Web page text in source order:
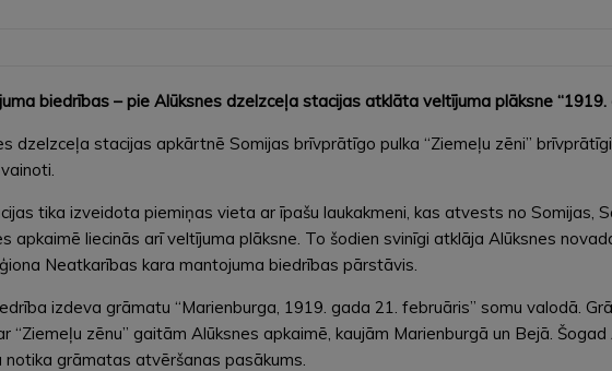
biedrības – pie Alūksnes dzelzceļa stacijas atklāta veltījuma plāksne
dzelzceļa stacijas apkārtnē Somijas brīvprātīgo pulka “Ziemeļu zēni”
tika izveidota piemiņas vieta ar īpašu laukakmeni, kas atvests no Somijas,
apkaimē liecinās arī veltījuma plāksne. To šodien svinīgi atklāja Alūksnes
Neatkarības kara mantojuma biedrības pārstāvis.
izdeva grāmatu “Marienburga, 1919. gada 21. februāris” somu valodā.
zēnu” gaitām Alūksnes apkaimē, kaujām Marienburgā un Bejā.
notika grāmatas atvēršanas pasākums.